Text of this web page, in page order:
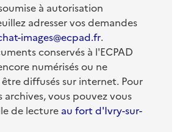
à autorisation
adresser vos demandes
images@ecpad.fr.
conservés à l'ECPAD
numérisés ou ne
diffusés sur internet. Pour
archives, vous pouvez vous
de lecture au fort d'Ivry-sur-